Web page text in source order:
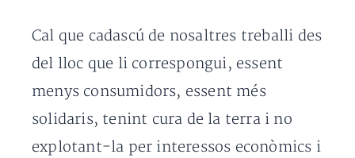
Cal que cadascú de nosaltres treballi des
del lloc que li correspongui, essent
menys consumidors, essent més
solidaris, tenint cura de la terra i no
explotant-la per interessos econòmics i